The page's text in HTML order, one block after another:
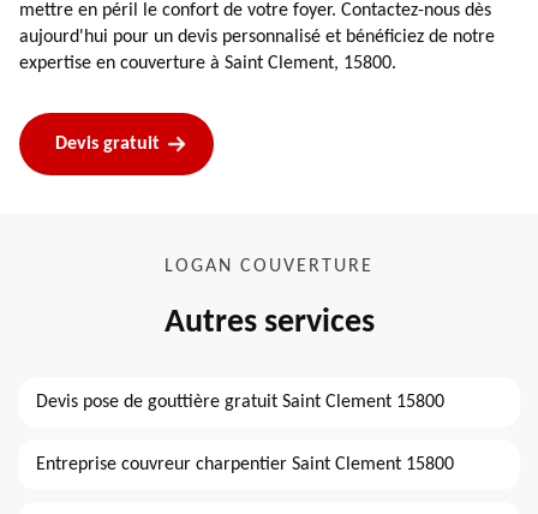
mettre en péril le confort de votre foyer. Contactez-nous dès
aujourd'hui pour un devis personnalisé et bénéficiez de notre
expertise en couverture à Saint Clement, 15800.
Devis gratuit
LOGAN COUVERTURE
Autres services
Devis pose de gouttière gratuit Saint Clement 15800
Entreprise couvreur charpentier Saint Clement 15800